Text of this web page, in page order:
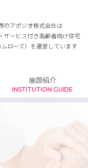
のアポジオ株式会社は
サービス付き高齢者向け住宅
ムローズ）を運営しています
施設紹介
INSTITUTION GUIDE